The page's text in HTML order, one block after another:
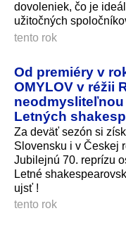
dovoleniek, čo je
užitočných
tento rok
Od premiéry v
OMYLOV v réžii
Letných
Za deväť sezón si
Slovensku i v Českej
Jubilejnú 70. reprízu
Letné
ujsť !
tento rok